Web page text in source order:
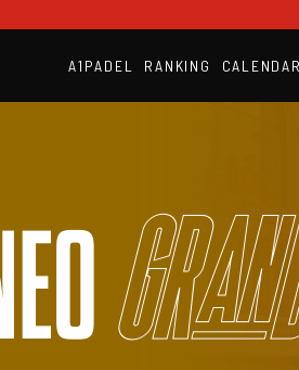
A1PADEL RANKING